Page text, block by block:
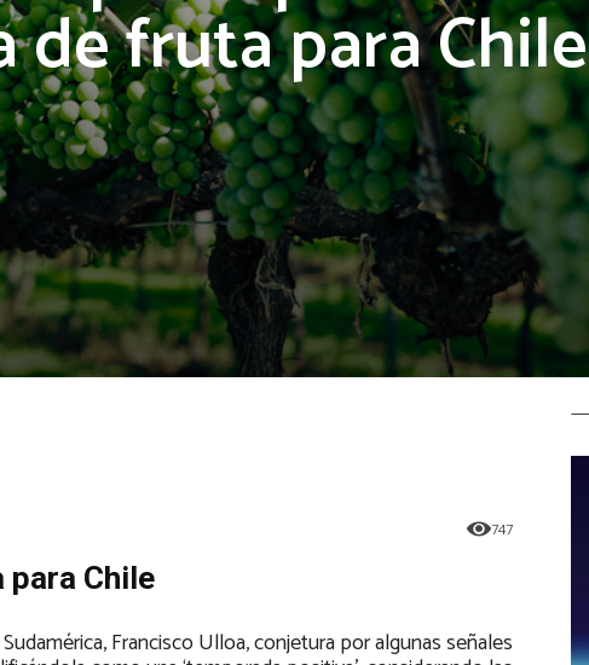
fruta para Chile
747
Chile
Francisco Ulloa, conjetura por algunas señales